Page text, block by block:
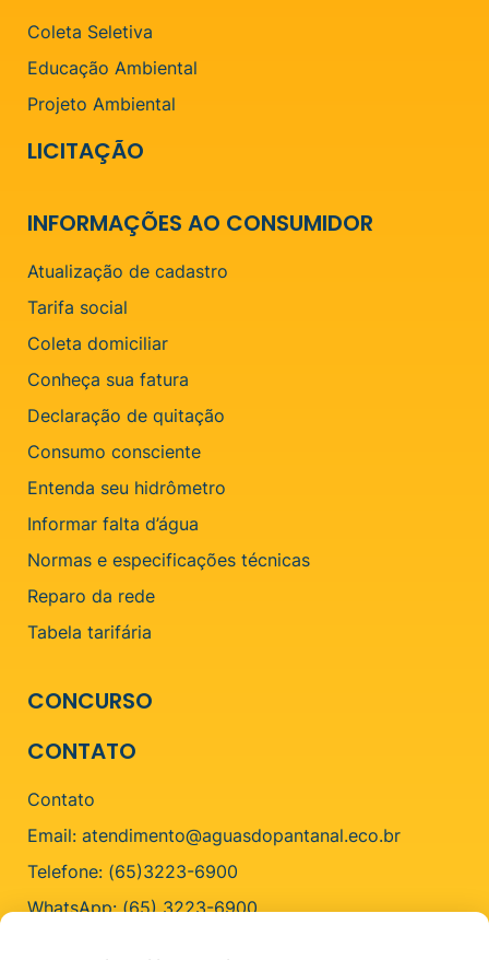
Coleta Seletiva
Educação Ambiental
Projeto Ambiental
LICITAÇÃO
INFORMAÇÕES AO CONSUMIDOR
Atualização de cadastro
Tarifa social
Coleta domiciliar
Conheça sua fatura
Declaração de quitação
Consumo consciente
Entenda seu hidrômetro
Informar falta d’água
Normas e especificações técnicas
Reparo da rede
Tabela tarifária
CONCURSO
CONTATO
Contato
Email: atendimento@aguasdopantanal.eco.br
Telefone: (65)3223-6900
WhatsApp: (65) 3223-6900